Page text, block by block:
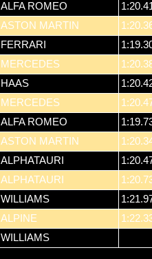
ALFA ROMEO
ASTON MARTIN
FERRARI
MERCEDES
HAAS
MERCEDES
ALFA ROMEO
ASTON MARTIN
ALPHATAURI
ALPHATAURI
WILLIAMS
ALPINE
WILLIAMS